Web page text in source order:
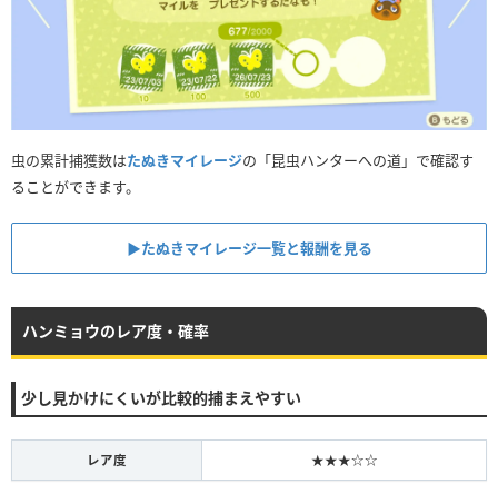
虫の累計捕獲数はたぬきマイレージの「昆虫ハンターへの道」で確認す
ることができます。
▶︎たぬきマイレージ一覧と報酬を見る
ハンミョウのレア度・確率
少し見かけにくいが比較的捕まえやすい
レア度 ★★★☆☆